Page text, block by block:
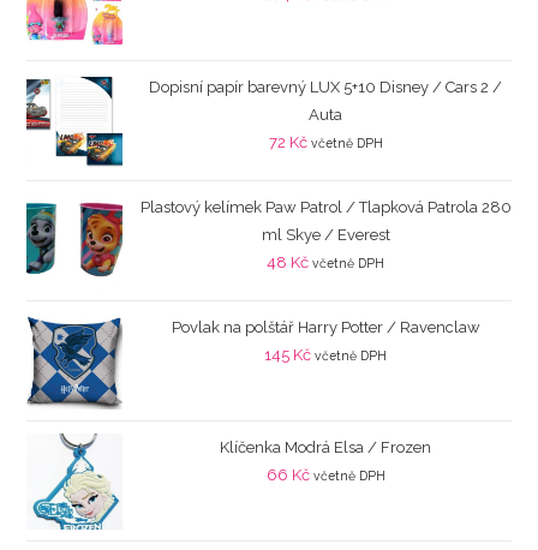
Dopisní papír barevný LUX 5+10 Disney / Cars 2 /
Auta
72 Kč včetně DPH
Plastový kelímek Paw Patrol / Tlapková Patrola 280
ml Skye / Everest
48 Kč včetně DPH
Povlak na polštář Harry Potter / Ravenclaw
145 Kč včetně DPH
Klíčenka Modrá Elsa / Frozen
66 Kč včetně DPH